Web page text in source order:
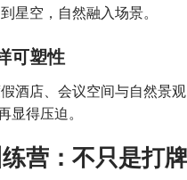
星空，自然融入场景。
可塑性
酒店、会议空间与自然景
显得压迫。
营：不只是打牌